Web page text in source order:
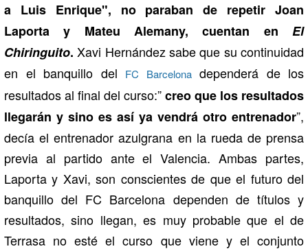
a Luis Enrique", no paraban de repetir Joan
Laporta y Mateu Alemany, cuentan en El
Chiringuito. Xavi Hernández sabe que su continuidad
en el banquillo del
FC Barcelonadependerá de los
resultados al final del curso:”creo que los resultados
llegarán y sino es así ya vendrá otro entrenador”,
decía el entrenador azulgrana en la rueda de prensa
previa al partido ante el Valencia. Ambas partes,
Laporta y Xavi, son conscientes de que el futuro del
banquillo del FC Barcelona dependen de títulos y
resultados, sino llegan, es muy probable que el de
Terrasa no esté el curso que viene y el conjunto